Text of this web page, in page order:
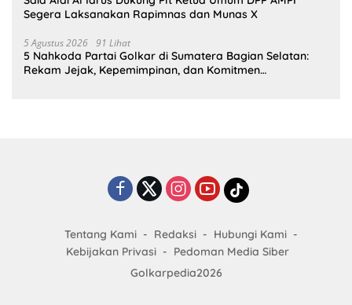
Segera Laksanakan Rapimnas dan Munas X
5 Agustus 2026 91 Lihat
5 Nahkoda Partai Golkar di Sumatera Bagian Selatan:
Rekam Jejak, Kepemimpinan, dan Komitmen
Tentang Kami Redaksi
Hubungi Kami
Kebijakan Privasi
Pedoman Media Siber
Golkarpedia2026